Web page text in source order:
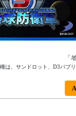
「
は、サンドロット、D3パブリ